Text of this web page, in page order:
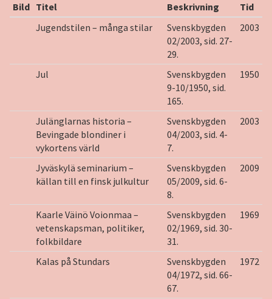
Bild Titel Beskrivning
Tid
Jugendstilen – många stilar
Svenskbygden
02/2003, sid. 27-
29.
2003
Jul
Svenskbygden
9-10/1950, sid.
165.
1950
Julänglarnas historia –
Bevingade blondiner i
vykortens värld
Svenskbygden
04/2003, sid. 4-
7.
2003
Jyväskylä seminarium –
källan till en finsk julkultur
Svenskbygden
05/2009, sid. 6-
8.
2009
Kaarle Väinö Voionmaa –
vetenskapsman, politiker,
folkbildare
Svenskbygden
02/1969, sid. 30-
31.
1969
Kalas på Stundars
Svenskbygden
04/1972, sid. 66-
67.
1972